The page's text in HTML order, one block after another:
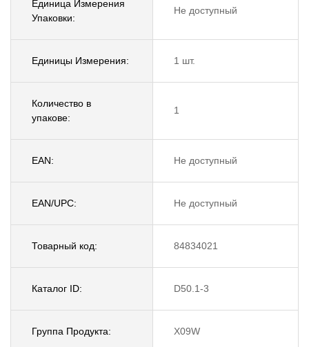
Единица Измерения
Упаковки:
Не доступный
Единицы Измерения: 1 шт.
Количество в
упакове:
1
EAN: Не доступный
EAN/UPC: Не доступный
Товарный код: 84834021
Каталог ID: D50.1-3
Группа Продукта: X09W